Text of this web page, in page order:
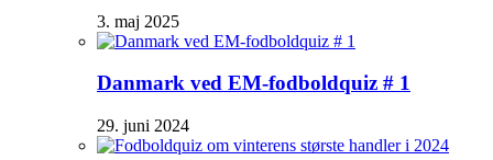
3. maj 2025
Danmark ved EM-fodboldquiz # 1
29. juni 2024